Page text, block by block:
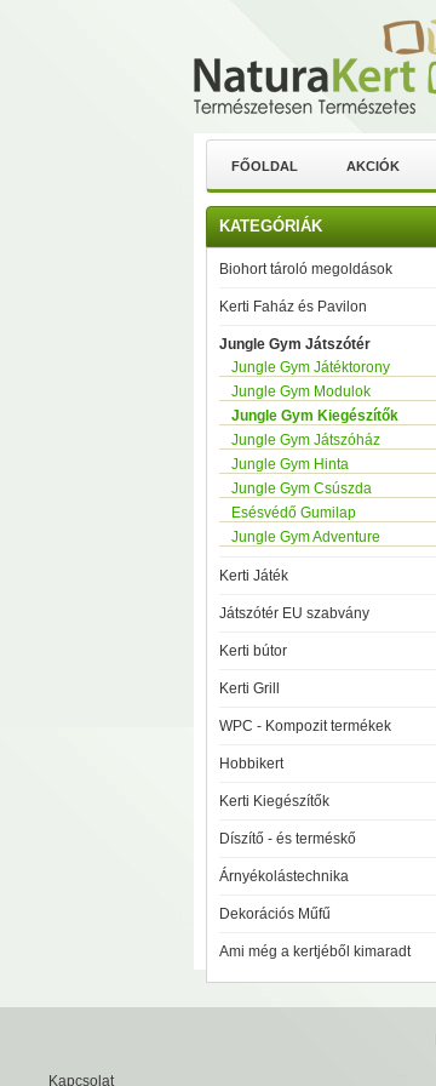
FŐOLDAL AKCIÓK
KATEGÓRIÁK
Biohort tároló megoldások
Kerti Faház és Pavilon
Jungle Gym Játszótér
Jungle Gym Játéktorony
Jungle Gym Modulok
Jungle Gym Kiegészítők
Jungle Gym Játszóház
Jungle Gym Hinta
Jungle Gym Csúszda
Esésvédő Gumilap
Jungle Gym Adventure
Kerti Játék
Játszótér EU szabvány
Kerti bútor
Kerti Grill
WPC - Kompozit termékek
Hobbikert
Kerti Kiegészítők
Díszítő - és terméskő
Árnyékolástechnika
Dekorációs Műfű
Ami még a kertjéből kimaradt
Kapcsolat